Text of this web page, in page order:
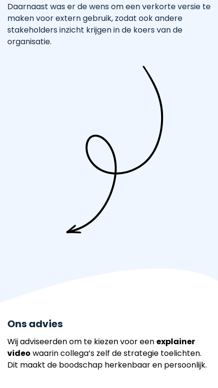
Daarnaast was er de wens om een verkorte versie te
maken voor extern gebruik, zodat ook andere
stakeholders inzicht krijgen in de koers van de
organisatie.
Ons advies
Wij adviseerden om te kiezen voor een explainer
video waarin collega’s zelf de strategie toelichten.
Dit maakt de boodschap herkenbaar en persoonlijk.